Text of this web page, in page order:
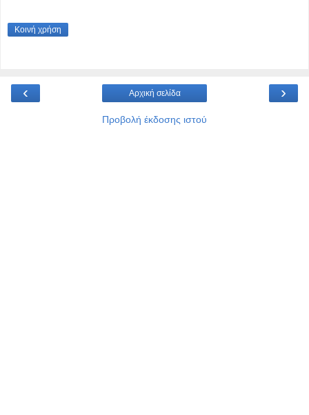
Κοινή χρήση
‹ ›
Αρχική σελίδα
Προβολή έκδοσης ιστού